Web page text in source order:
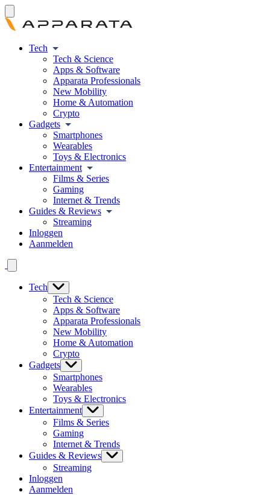
Tech
Tech & Science
Apps & Software
Apparata Professionals
New Mobility
Home & Automation
Crypto
Gadgets
Smartphones
Wearables
Toys & Electronics
Entertainment
Films & Series
Gaming
Internet & Trends
Guides & Reviews
Streaming
Inloggen
Aanmelden
Tech
Tech & Science
Apps & Software
Apparata Professionals
New Mobility
Home & Automation
Crypto
Gadgets
Smartphones
Wearables
Toys & Electronics
Entertainment
Films & Series
Gaming
Internet & Trends
Guides & Reviews
Streaming
Inloggen
Aanmelden